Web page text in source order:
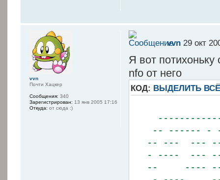
vvn 29 окт
Я вот
nfo от него
КОД: ВЫДЕЛИТЬ
-- ------ -
-- --- ---
- ---- ---
-- ---- ---
vvn
Почти Хацкер
Сообщения: 340
Зарегистрирован: 13 янв 2005 17:16
Откуда: от сюда :)